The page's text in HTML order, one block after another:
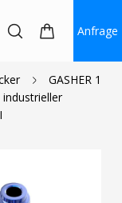
Anfrage
GASHER 1
industrieller